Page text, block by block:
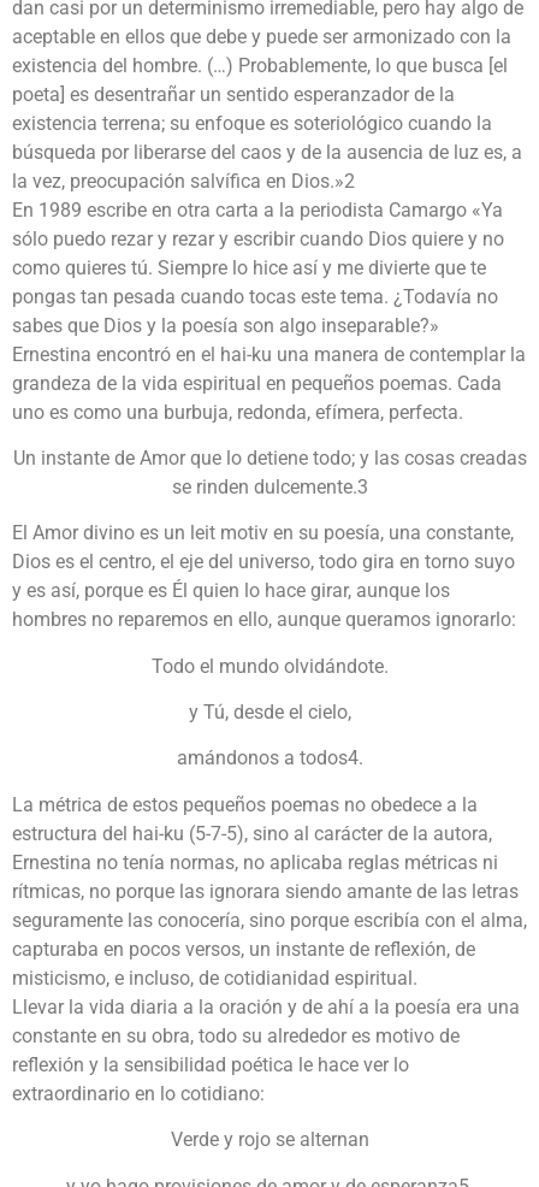
dan casi por un determinismo irremediable, pero hay algo de
aceptable en ellos que debe y puede ser armonizado con la
existencia del hombre. (…) Probablemente, lo que busca [el
poeta] es desentrañar un sentido esperanzador de la
existencia terrena; su enfoque es soteriológico cuando la
búsqueda por liberarse del caos y de la ausencia de luz es, a
la vez, preocupación salvífica en Dios.»2
En 1989 escribe en otra carta a la periodista Camargo «Ya
sólo puedo rezar y rezar y escribir cuando Dios quiere y no
como quieres tú. Siempre lo hice así y me divierte que te
pongas tan pesada cuando tocas este tema. ¿Todavía no
sabes que Dios y la poesía son algo inseparable?»
Ernestina encontró en el hai-ku una manera de contemplar la
grandeza de la vida espiritual en pequeños poemas. Cada
uno es como una burbuja, redonda, efímera, perfecta.
Un instante de Amor que lo detiene todo; y las cosas creadas
se rinden dulcemente.3
El Amor divino es un leit motiv en su poesía, una constante,
Dios es el centro, el eje del universo, todo gira en torno suyo
y es así, porque es Él quien lo hace girar, aunque los
hombres no reparemos en ello, aunque queramos ignorarlo:
Todo el mundo olvidándote.
y Tú, desde el cielo,
amándonos a todos4.
La métrica de estos pequeños poemas no obedece a la
estructura del hai-ku (5-7-5), sino al carácter de la autora,
Ernestina no tenía normas, no aplicaba reglas métricas ni
rítmicas, no porque las ignorara siendo amante de las letras
seguramente las conocería, sino porque escribía con el alma,
capturaba en pocos versos, un instante de reflexión, de
misticismo, e incluso, de cotidianidad espiritual.
Llevar la vida diaria a la oración y de ahí a la poesía era una
constante en su obra, todo su alrededor es motivo de
reflexión y la sensibilidad poética le hace ver lo
extraordinario en lo cotidiano:
Verde y rojo se alternan